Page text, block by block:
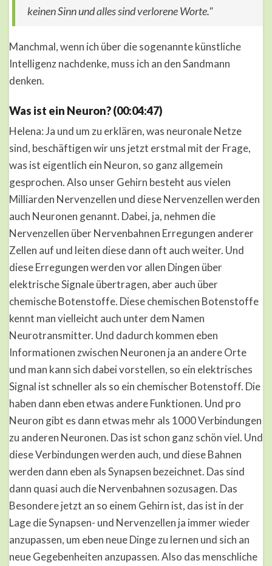
keinen Sinn und alles sind verlorene Worte."
Manchmal, wenn ich über die sogenannte künstliche
Intelligenz nachdenke, muss ich an den Sandmann
denken.
Was ist ein Neuron? (00:04:47)
Helena: Ja und um zu erklären, was neuronale Netze
sind, beschäftigen wir uns jetzt erstmal mit der Frage,
was ist eigentlich ein Neuron, so ganz allgemein
gesprochen. Also unser Gehirn besteht aus vielen
Milliarden Nervenzellen und diese Nervenzellen werden
auch Neuronen genannt. Dabei, ja, nehmen die
Nervenzellen über Nervenbahnen Erregungen anderer
Zellen auf und leiten diese dann oft auch weiter. Und
diese Erregungen werden vor allen Dingen über
elektrische Signale übertragen, aber auch über
chemische Botenstoffe. Diese chemischen Botenstoffe
kennt man vielleicht auch unter dem Namen
Neurotransmitter. Und dadurch kommen eben
Informationen zwischen Neuronen ja an andere Orte
und man kann sich dabei vorstellen, so ein elektrisches
Signal ist schneller als so ein chemischer Botenstoff. Die
haben dann eben etwas andere Funktionen. Und pro
Neuron gibt es dann etwas mehr als 1000 Verbindungen
zu anderen Neuronen. Das ist schon ganz schön viel. Und
diese Verbindungen werden auch, und diese Bahnen
werden dann eben als Synapsen bezeichnet. Das sind
dann quasi auch die Nervenbahnen sozusagen. Das
Besondere jetzt an so einem Gehirn ist, das ist in der
Lage die Synapsen- und Nervenzellen ja immer wieder
anzupassen, um eben neue Dinge zu lernen und sich an
neue Gegebenheiten anzupassen. Also das menschliche